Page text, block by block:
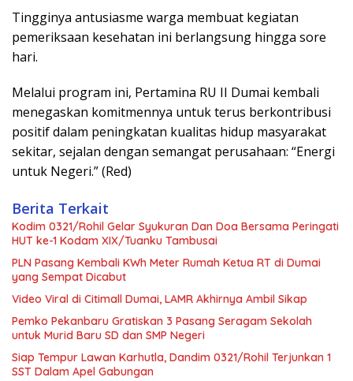
Tingginya antusiasme warga membuat kegiatan
pemeriksaan kesehatan ini berlangsung hingga sore
hari.
Melalui program ini, Pertamina RU II Dumai kembali
menegaskan komitmennya untuk terus berkontribusi
positif dalam peningkatan kualitas hidup masyarakat
sekitar, sejalan dengan semangat perusahaan: “Energi
untuk Negeri.” (Red)
Berita Terkait
Kodim 0321/Rohil Gelar Syukuran Dan Doa Bersama Peringati
HUT ke-1 Kodam XIX/Tuanku Tambusai
PLN Pasang Kembali KWh Meter Rumah Ketua RT di Dumai
yang Sempat Dicabut
Video Viral di Citimall Dumai, LAMR Akhirnya Ambil Sikap
Pemko Pekanbaru Gratiskan 3 Pasang Seragam Sekolah
untuk Murid Baru SD dan SMP Negeri
Siap Tempur Lawan Karhutla, Dandim 0321/Rohil Terjunkan 1
SST Dalam Apel Gabungan